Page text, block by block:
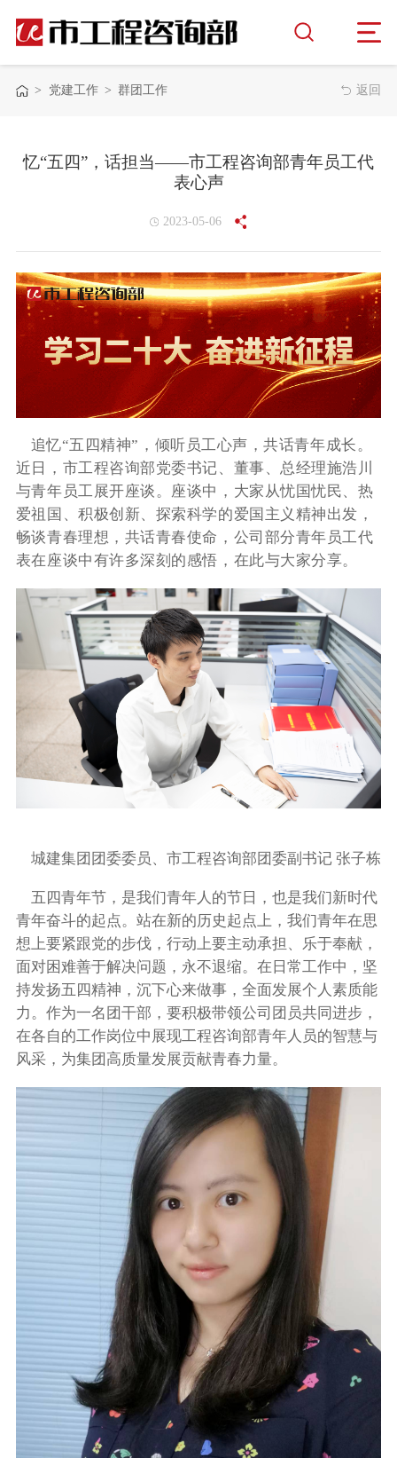
> 党建工作 > 群团工作 返回
忆“五四”，话担当——市工程咨询部青年员工代
表心声
2023-05-06
追忆“五四精神”，倾听员工心声，共话青年成长。
近日，市工程咨询部党委书记、董事、总经理施浩川
与青年员工展开座谈。座谈中，大家从忧国忧民、热
爱祖国、积极创新、探索科学的爱国主义精神出发，
畅谈青春理想，共话青春使命，公司部分青年员工代
表在座谈中有许多深刻的感悟，在此与大家分享。
城建集团团委委员、市工程咨询部团委副书记 张子栋
五四青年节，是我们青年人的节日，也是我们新时代
青年奋斗的起点。站在新的历史起点上，我们青年在思
想上要紧跟党的步伐，行动上要主动承担、乐于奉献，
面对困难善于解决问题，永不退缩。在日常工作中，坚
持发扬五四精神，沉下心来做事，全面发展个人素质能
力。作为一名团干部，要积极带领公司团员共同进步，
在各自的工作岗位中展现工程咨询部青年人员的智慧与
风采，为集团高质量发展贡献青春力量。